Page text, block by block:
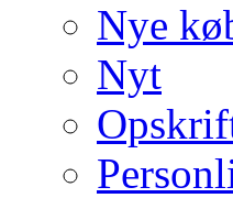
Nye
Nyt